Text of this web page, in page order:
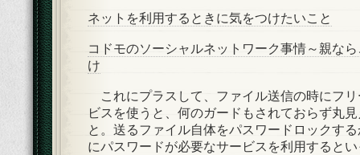
ネットを利用するときに気をつけたいこと
コドモのソーシャルネットワーク事情～親な
け
これにプラスして、ファイル送信の時にフ
ビスを使うと、何のガードもされておらず丸
と。送るファイル自体をパスワードロックす
にパスワードが必要なサービスを利用すると